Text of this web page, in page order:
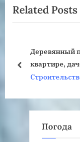
o
u
o
t
P
t
Related Posts
Деревянный
квартире,
prev
Погода